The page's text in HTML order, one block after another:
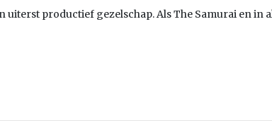
uiterst productief gezelschap. Als The Samurai en in